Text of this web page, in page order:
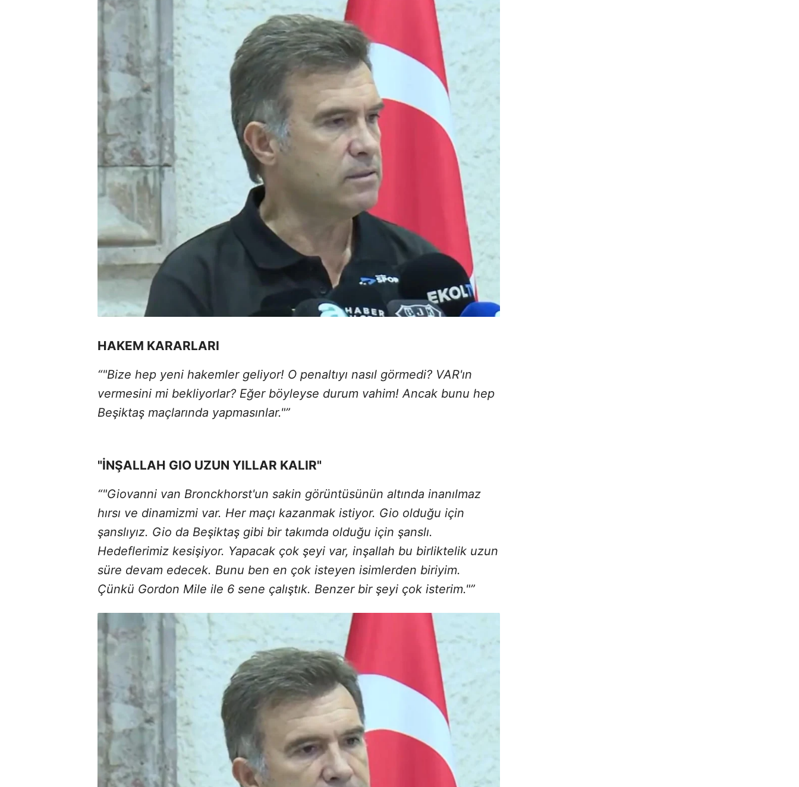
HAKEM KARARLARI
“"Bize hep yeni hakemler geliyor! O penaltıyı nasıl görmedi? VAR'ın
vermesini mi bekliyorlar? Eğer böyleyse durum vahim! Ancak bunu hep
Beşiktaş maçlarında yapmasınlar."”
"İNŞALLAH GIO UZUN YILLAR KALIR"
“"Giovanni van Bronckhorst'un sakin görüntüsünün altında inanılmaz
hırsı ve dinamizmi var. Her maçı kazanmak istiyor. Gio olduğu için
şanslıyız. Gio da Beşiktaş gibi bir takımda olduğu için şanslı.
Hedeflerimiz kesişiyor. Yapacak çok şeyi var, inşallah bu birliktelik uzun
süre devam edecek. Bunu ben en çok isteyen isimlerden biriyim.
Çünkü Gordon Mile ile 6 sene çalıştık. Benzer bir şeyi çok isterim."”